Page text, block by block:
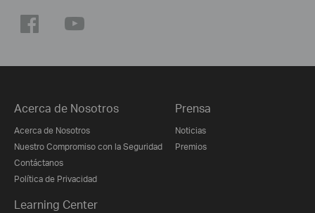
Acerca de Nosotros
Acerca de Nosotros
Nuestro Compromiso con la Seguridad
Contáctanos
Política de Privacidad
Prensa
Noticias
Premios
Learning Center